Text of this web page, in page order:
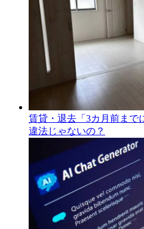
賃貸・退去「3カ月前まで
違法じゃないの？